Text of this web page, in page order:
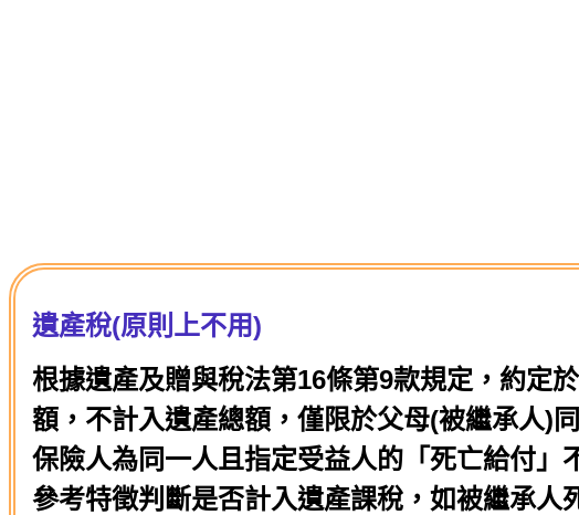
遺產稅(原則上不用)
根據遺產及贈與稅法第16條第9款規定，約定
額，不計入遺產總額，僅限於父母(被繼承人)
保險人為同一人且指定受益人的「死亡給付
參考特徵判斷是否計入遺產課稅，如被繼承